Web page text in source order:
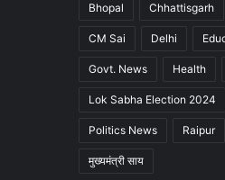
Bhopal Chhattisgarh
CM Sai Delhi
Govt. News Health
Lok Sabha Election 2024
Politics News Raipur
मुख्यमंत्री साय